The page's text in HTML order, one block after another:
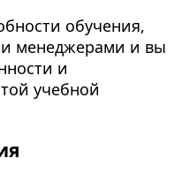
обучения,
менеджерами и вы
и
учебной